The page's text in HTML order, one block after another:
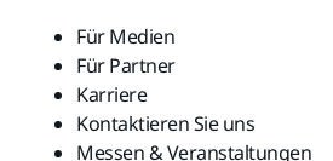
Für Medien
Für Partner
Karriere
Kontaktieren Sie uns
Messen & Veranstaltungen